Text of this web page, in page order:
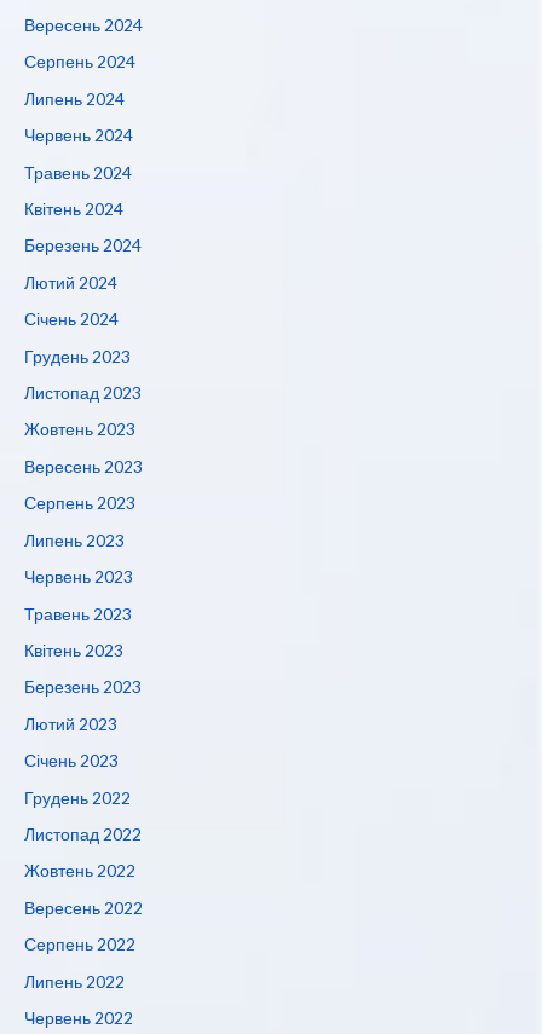
Вересень 2024
Серпень 2024
Липень 2024
Червень 2024
Травень 2024
Квітень 2024
Березень 2024
Лютий 2024
Січень 2024
Грудень 2023
Листопад 2023
Жовтень 2023
Вересень 2023
Серпень 2023
Липень 2023
Червень 2023
Травень 2023
Квітень 2023
Березень 2023
Лютий 2023
Січень 2023
Грудень 2022
Листопад 2022
Жовтень 2022
Вересень 2022
Серпень 2022
Липень 2022
Червень 2022